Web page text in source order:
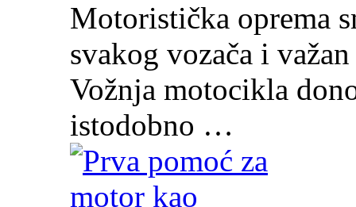
Motoristička oprema
svakog vozača i
Vožnja motocikla
istodobno …